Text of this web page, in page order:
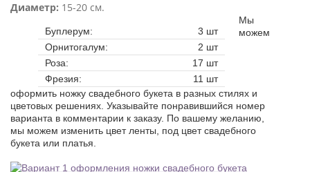
Диаметр: 15-20 см.
Буплерум:
3 шт
Орнитогалум:
2 шт
Роза:
17 шт
Фрезия:
11 шт
Мы
можем
оформить ножку свадебного букета в разных стилях и
цветовых решениях. Указывайте понравившийся номер
варианта в комментарии к заказу. По вашему желанию,
мы можем изменить цвет ленты, под цвет свадебного
букета или платья.